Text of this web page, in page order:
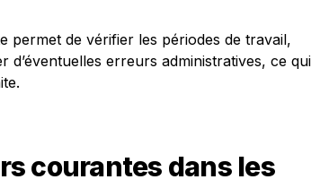
permet de vérifier les périodes de travail,
d’éventuelles erreurs administratives, ce qui
courantes dans les